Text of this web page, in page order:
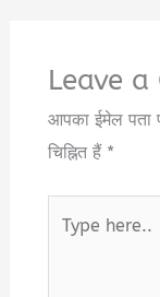
Leave
आपका ईमेल पता
चिह्नित हैं *